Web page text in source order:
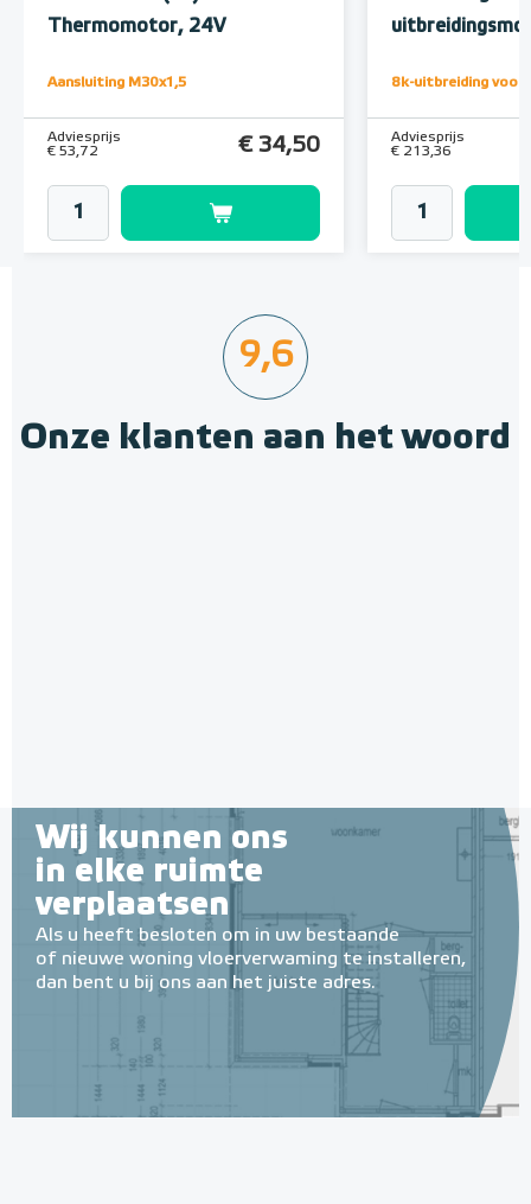
RJ45 aansluiting voor regelunit
€ 156,55
Thermomotor, 24V
Aansluiting M30x1,5
Adviesprijs
€ 53,72
€ 34,50
8k-uitbreiding voor
Adviesprijs
€ 213,36
9,6
Onze klanten aan het woord
Wij kunnen ons
in elke ruimte
verplaatsen
Als u heeft besloten om in uw bestaande
of nieuwe woning vloerverwaming te installeren,
dan bent u bij ons aan het juiste adres.